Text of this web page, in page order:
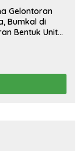
Gelontoran
Bumkal di
Bentuk Unit